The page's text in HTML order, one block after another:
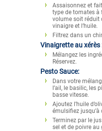
Assaisonnez et
type de tomates à
volume soit réduit
vinaigre et l’huile.
Filtrez dans un
Vinaigrette au xérès
Mélangez les
Réservez.
Pesto Sauce:
Dans votre
l’ail, le basilic, les
basse vitesse.
Ajoutez l’huile
émulsifiez jusqu’à
Terminez par le
sel et de poivre au